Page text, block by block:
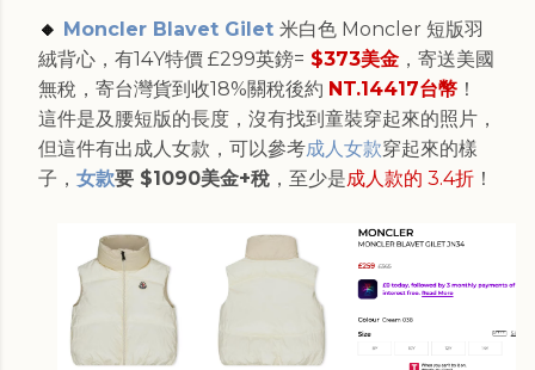
🔸 Moncler Blavet Gilet 米白色 Moncler 短版羽
絨背心，有14Y特價 £299英鎊= $373美金 ，寄送美國
無稅，寄台灣貨到收18%關稅後約 NT.14417台幣 ！
這件是及腰短版的長度，沒有找到童裝穿起來的照片，
但這件有出成人女款，可以參考成人女款穿起來的樣
子， 女款要 $1090美金+稅 ，至少是成人款的 3.4折 ！